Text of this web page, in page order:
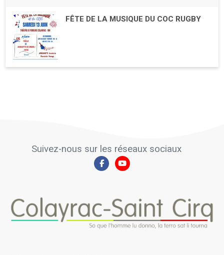
FÊTE DE LA MUSIQUE DU COC RUGBY
Suivez-nous sur les réseaux sociaux